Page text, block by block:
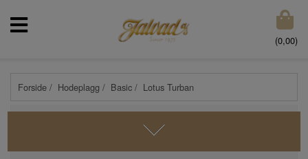
(0,00)
Forside / Hodeplagg / Basic / Lotus Turban